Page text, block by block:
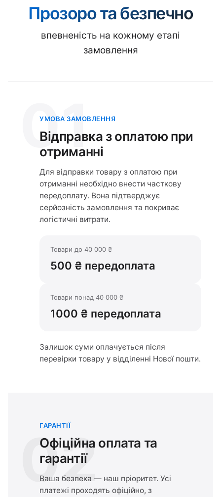
Прозоро та безпечно
впевненість на кожному етапі
замовлення
01
УМОВА ЗАМОВЛЕННЯ
Відправка з оплатою при
отриманні
Для відправки товару з оплатою при
отриманні необхідно внести часткову
передоплату. Вона підтверджує
серйозність замовлення та покриває
логістичні витрати.
Товари до 40 000 ₴
500 ₴ передоплата
Товари понад 40 000 ₴
1000 ₴ передоплата
Залишок суми оплачується після
перевірки товару у відділенні Нової пошти.
02
ГАРАНТІЇ
Офіційна оплата та
гарантії
Ваша безпека — наш пріоритет. Усі
платежі проходять офіційно, з